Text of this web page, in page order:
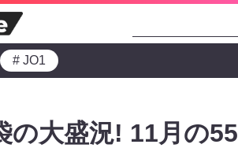
# JO1
の大盛況! 11月の55